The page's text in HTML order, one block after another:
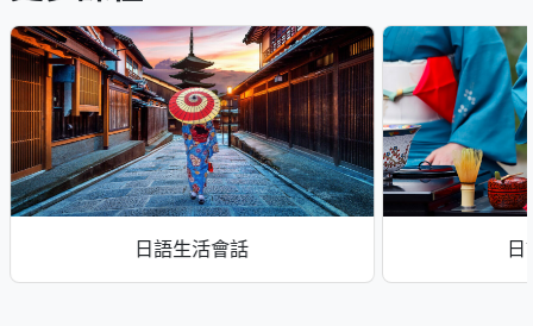
日語生活會話